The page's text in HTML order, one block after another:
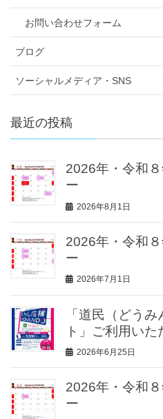
お問い合わせフォーム
ブログ
ソーシャルメディア・SNS
最近の投稿
2026年・令和
ー
2026年8月1日
2026年・令和
ー
2026年7月1日
「道民（どう
ト」ご利用いた
2026年6月25日
2026年・令和
ー